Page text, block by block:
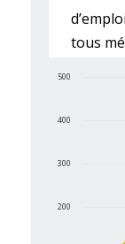
tous
200
300
400
500